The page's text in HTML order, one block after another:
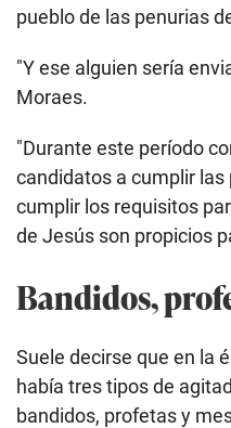
pueblo de las penurias
"Y ese alguien sería
Moraes.
"Durante este período
candidatos a cumplir
cumplir los requisitos
de Jesús son propicios
Bandidos,
Suele decirse que en la
había tres tipos de
bandidos, profetas y